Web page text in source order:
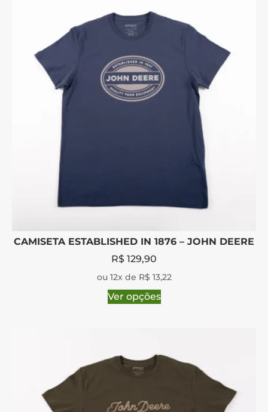
CAMISETA ESTABLISHED IN 1876 – JOHN DEERE
R$ 129,90
ou 12x de R$ 13,22
Ver opções